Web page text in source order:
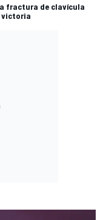
fractura de clavícula
victoria